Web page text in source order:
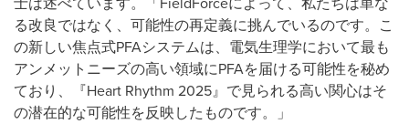
る改良ではなく、可能性の再定義に挑んでいるのです。こ
の新しい焦点式PFAシステムは、電気生理学において最も
アンメットニーズの高い領域にPFAを届ける可能性を秘め
ており、『Heart Rhythm 2025』で見られる高い関心はそ
の潜在的な可能性を反映したものです。」